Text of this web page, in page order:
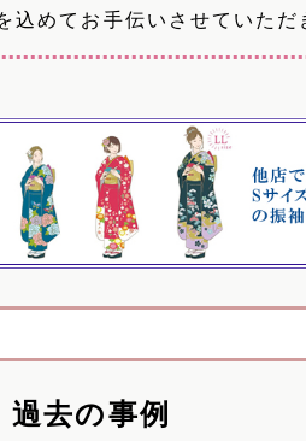
込めてお手伝いさせていただ
過去の事例